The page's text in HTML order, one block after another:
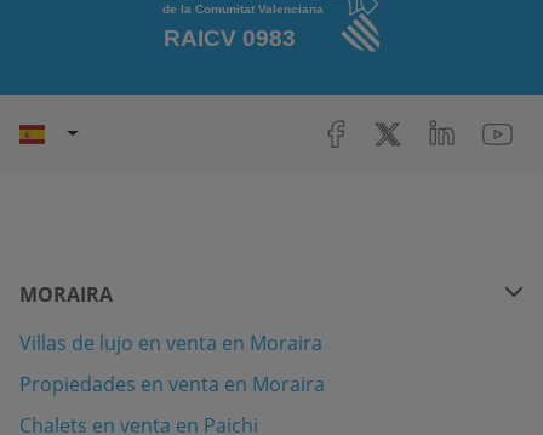
MORAIRA
Villas de lujo en venta en Moraira
Propiedades en venta en Moraira
Chalets en venta en Paichi